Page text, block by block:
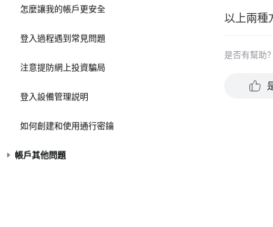
怎麼讓我的帳戶更安全
登入過程遇到常見問題
注意提防網上投資騙局
登入設備管理説明
如何創建和使用通行密鑰
帳戶其他問題
以上兩種
是否有幫助